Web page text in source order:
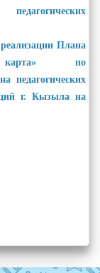
Плана
карта» по
педагогических
г. Кызыла на